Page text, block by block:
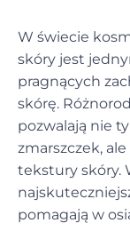
W świecie
skóry jest
pragnących
skórę.
pozwalają nie
zmarszczek,
tekstury skóry.
pomagają w